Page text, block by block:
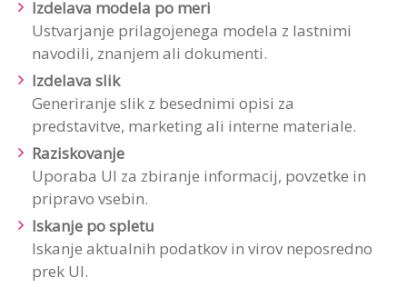
Izdelava modela po meri
Ustvarjanje prilagojenega modela z lastnimi
navodili, znanjem ali dokumenti.
Izdelava slik
Generiranje slik z besednimi opisi za
predstavitve, marketing ali interne materiale.
Raziskovanje
Uporaba UI za zbiranje informacij, povzetke in
pripravo vsebin.
Iskanje po spletu
Iskanje aktualnih podatkov in virov neposredno
prek UI.